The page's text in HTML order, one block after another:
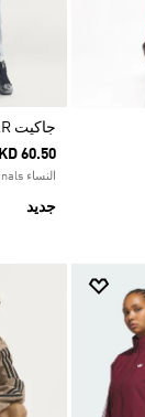
جاكيت CARE BEAR من أديداس
KD 60.50
النساء Originals
جديد